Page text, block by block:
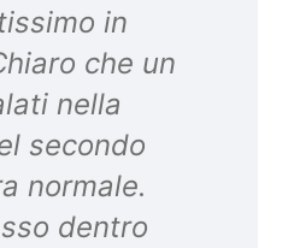
in
che un
nella
secondo
normale.
dentro